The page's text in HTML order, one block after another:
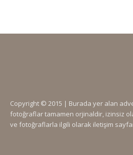
Copyright © 2015 | Burada yer alan
fotoğraflar tamamen orjinaldir, izinsiz
ve fotoğraflarla ilgili olarak iletişim